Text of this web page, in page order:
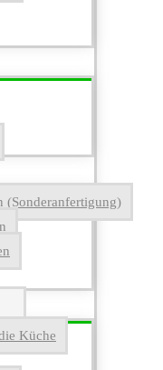
(Sonderanfertigung)
Küche